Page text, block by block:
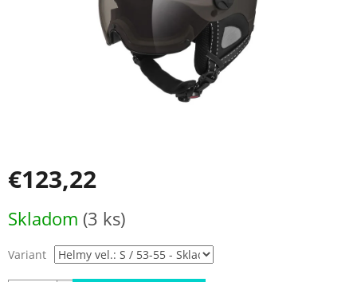
€123,22
cena:
Skladom (3 ks)
Variant